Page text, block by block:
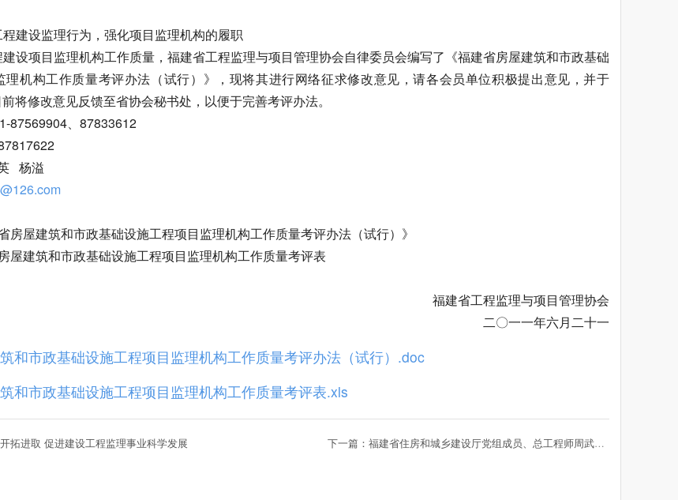
建设监理行为，强化项目监理机构的履职
设项目监理机构工作质量，福建省工程监理与项目管理协会自律委员会编写了《福建省房屋建筑和市政基础
理机构工作质量考评办法（试行）》，现将其进行网络征求修改意见，请各会员单位积极提出意见，并于
将修改意见反馈至省协会秘书处，以便于完善考评办法。
87569904、87833612
杨溢
房屋建筑和市政基础设施工程项目监理机构工作质量考评办法（试行）》
屋建筑和市政基础设施工程项目监理机构工作质量考评表
福建省工程监理与项目管理协会
二〇一一年六月二十一
和市政基础设施工程项目监理机构工作质量考评办法（试行）.doc
和市政基础设施工程项目监理机构工作质量考评表.xls
拓进取 促进建设工程监理事业科学发展 下一篇：福建省住房和城乡建设厅党组成员、总工程师周武进在全省监理工作会议上的讲话